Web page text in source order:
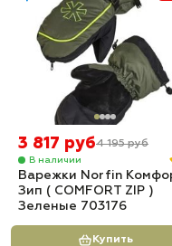
3 817 руб4 195 руб
В наличии
Варежки Norfin
Зип ( COMFORT ZIP )
Зеленые 703176
Купить